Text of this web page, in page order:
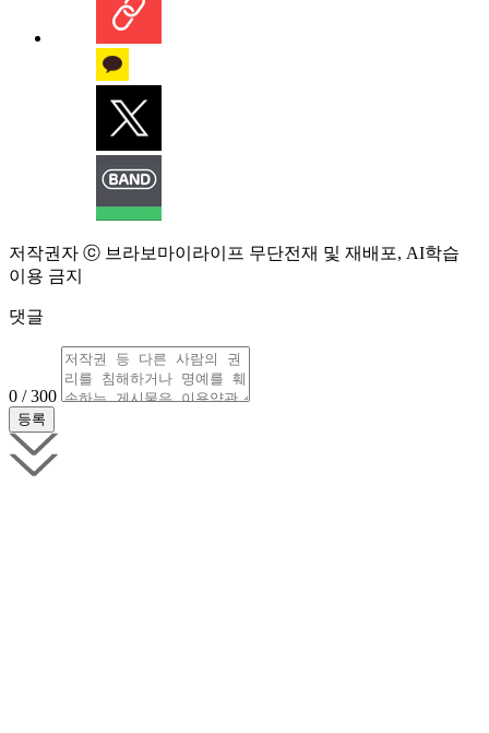
저작권자 ⓒ 브라보마이라이프 무단전재 및 재배포, AI학습
이용 금지
댓글
0 / 300